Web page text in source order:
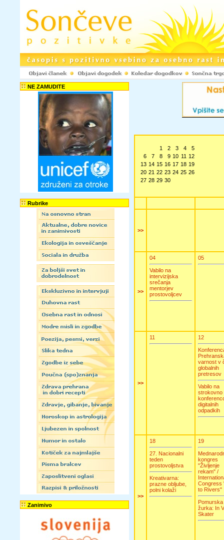
NE ZAMUDITE
Rubrike
Zanimivo
1 2 3 4
5
6
7 8 9 10 11 12
13 14 15 16 17 18 19
20 21 22 23 24 25 26
27 28 29 30
>>
>>
04
Vabilo na
intervizijska
srečanja
mentorjev
prostovoljcev
05
>>
11 12
varnost v
globalnih
pretresov
Vabilo na
strokovno
digitalnih
odpadkih
>>
18
27. Nacionalni
teden
prostovoljstva
Kreativarna:
prazne obljube,
polni kolaži
19
kongres
"Življenje
rekam" /
Congress
to Rivers"
Pomurska
žurka: In
Skater